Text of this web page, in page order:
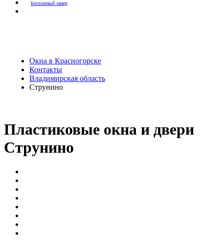
Бесплатный замер
Окна в Красногорске
Контакты
Владимирская область
Струнино
Пластиковые окна и двери
Струнино